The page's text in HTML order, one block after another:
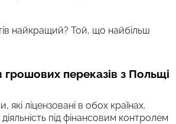
найкращий? Той, що найбільш
грошових переказів з Польщі
які ліцензовані в обох країнах.
під фінансовим контролем